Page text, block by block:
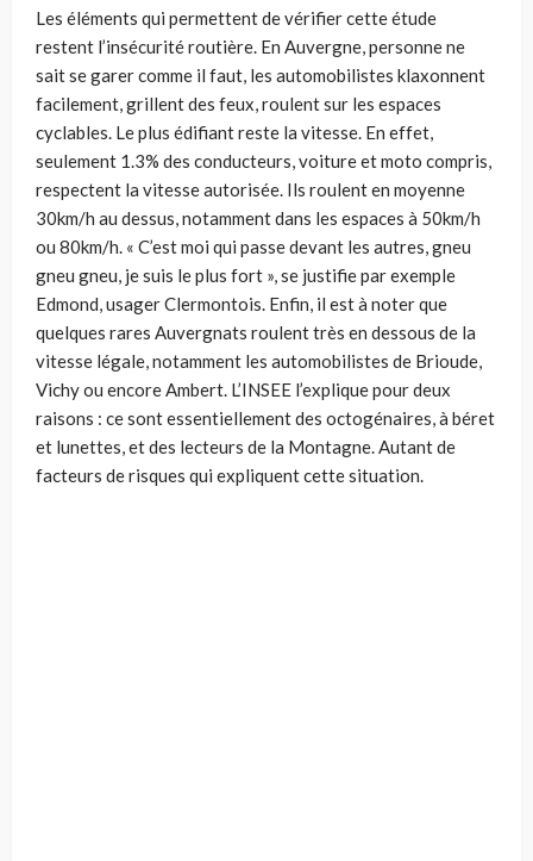
Les éléments qui permettent de vérifier cette étude
restent l’insécurité routière. En Auvergne, personne ne
sait se garer comme il faut, les automobilistes klaxonnent
facilement, grillent des feux, roulent sur les espaces
cyclables. Le plus édifiant reste la vitesse. En effet,
seulement 1.3% des conducteurs, voiture et moto compris,
respectent la vitesse autorisée. Ils roulent en moyenne
30km/h au dessus, notamment dans les espaces à 50km/h
ou 80km/h. « C’est moi qui passe devant les autres, gneu
gneu gneu, je suis le plus fort », se justifie par exemple
Edmond, usager Clermontois. Enfin, il est à noter que
quelques rares Auvergnats roulent très en dessous de la
vitesse légale, notamment les automobilistes de Brioude,
Vichy ou encore Ambert. L’INSEE l’explique pour deux
raisons : ce sont essentiellement des octogénaires, à béret
et lunettes, et des lecteurs de la Montagne. Autant de
facteurs de risques qui expliquent cette situation.